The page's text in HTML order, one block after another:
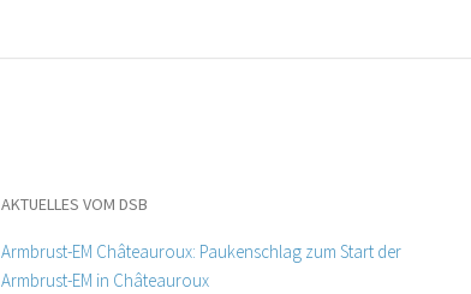
AKTUELLES VOM DSB
Armbrust-EM Châteauroux: Paukenschlag zum Start der
Armbrust-EM in Châteauroux